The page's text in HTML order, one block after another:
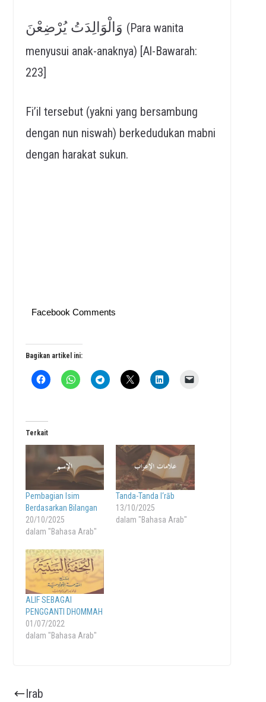
(Para wanita
menyusui anak-anaknya) [Al-Bawarah:
223]
Fi’il tersebut (yakni yang bersambung
dengan nun niswah) berkedudukan mabni
dengan harakat sukun.
Facebook Comments
Bagikan artikel ini:
Terkait
Pembagian Isim
Berdasarkan Bilangan
20/10/2025
dalam "Bahasa Arab"
Tanda-Tanda I‘rāb
13/10/2025
dalam "Bahasa Arab"
ALIF SEBAGAI
PENGGANTI DHOMMAH
01/07/2022
dalam "Bahasa Arab"
Irab